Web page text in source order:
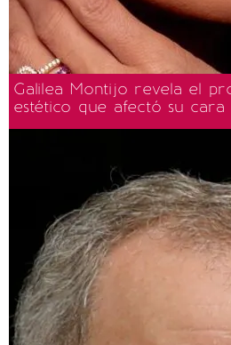
Galilea Montijo revela el
estético que afectó su cara